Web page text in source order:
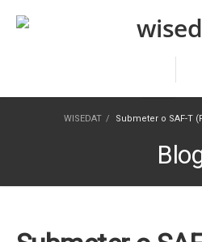
WISEDAT / Submeter o SAF-T